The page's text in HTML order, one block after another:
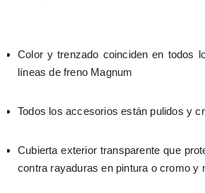
Color y trenzado coinciden en todos
líneas de freno Magnum
Todos los accesorios están pulidos y
Cubierta exterior transparente que
contra rayaduras en pintura o cromo y